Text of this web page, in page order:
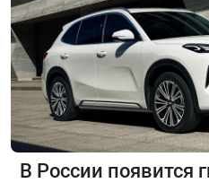
В России появится